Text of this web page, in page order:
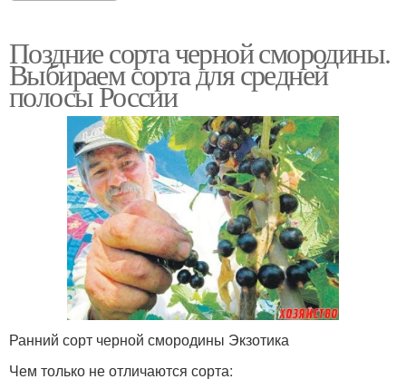
Поздние сорта черной смородины.
Выбираем сорта для средней
полосы России
Ранний сорт черной смородины Экзотика
Чем только не отличаются сорта: